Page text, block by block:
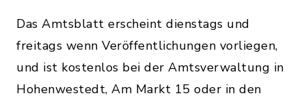
Das Amtsblatt erscheint dienstags und
freitags wenn Veröffentlichungen vorliegen,
und ist kostenlos bei der Amtsverwaltung in
Hohenwestedt, Am Markt 15 oder in den